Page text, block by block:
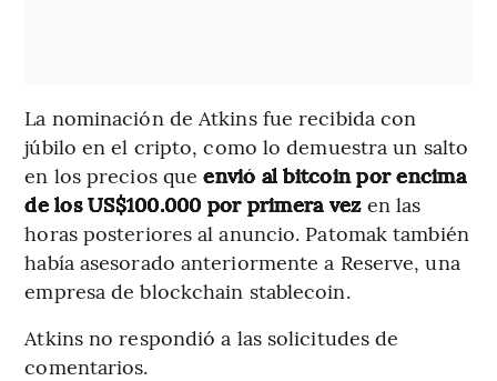
La nominación de Atkins fue recibida con
júbilo en el cripto, como lo demuestra un salto
en los precios queenvió al bitcoin por encima
de los US$100.000 por primera vez en las
horas posteriores al anuncio. Patomak también
había asesorado anteriormente a Reserve, una
empresa de blockchain stablecoin.
Atkins no respondió a las solicitudes de
comentarios.